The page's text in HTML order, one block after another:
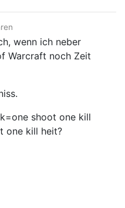
wenn ich neber
Warcraft noch Zeit
shoot one kill
one kill heit?